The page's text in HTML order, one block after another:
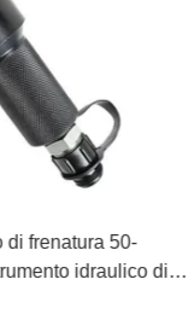
di frenatura 50-
idraulico di